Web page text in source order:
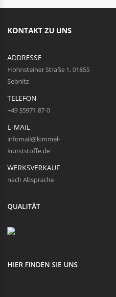
KONTAKT ZU UNS
ADDRESSE
Hohnsteiner Straße 1, 01855
Sebnitz
TELEFON
+49 35971 87-0
E-MAIL
infomail@kimmel-
kunststoffe.de
WERKSVERKAUF
nach Absprache
QUALITÄT
HIER FINDEN SIE UNS